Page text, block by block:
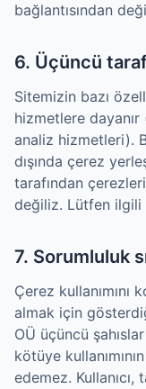
bağlantısından
6. Üçüncü
Sitemizin bazı
hizmetlere
analiz hizmetleri).
dışında çerez
tarafından
değiliz. Lütfen ilgili
7. Sorumluluk
Çerez kullanımını
almak için
OÜ üçüncü
kötüye
edemez. Kullanıcı,